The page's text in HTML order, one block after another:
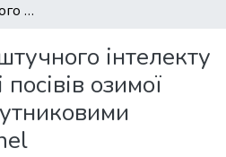
Використання штучного інтелекту при визначенні посівів озимої пшениці за супутниковими знімками Sentinel
інтелекту
озимої